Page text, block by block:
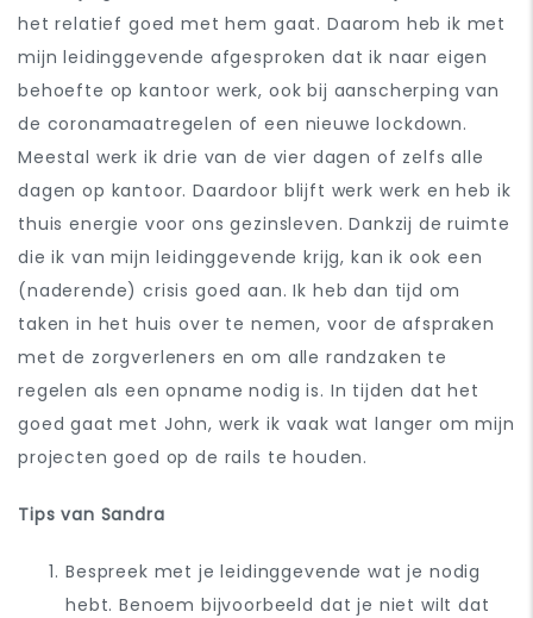
het relatief goed met hem gaat. Daarom heb ik met
mijn leidinggevende afgesproken dat ik naar eigen
behoefte op kantoor werk, ook bij aanscherping van
de coronamaatregelen of een nieuwe lockdown.
Meestal werk ik drie van de vier dagen of zelfs alle
dagen op kantoor. Daardoor blijft werk werk en heb ik
thuis energie voor ons gezinsleven. Dankzij de ruimte
die ik van mijn leidinggevende krijg, kan ik ook een
(naderende) crisis goed aan. Ik heb dan tijd om
taken in het huis over te nemen, voor de afspraken
met de zorgverleners en om alle randzaken te
regelen als een opname nodig is. In tijden dat het
goed gaat met John, werk ik vaak wat langer om mijn
projecten goed op de rails te houden.
Tips van Sandra
Bespreek met je leidinggevende wat je nodig
hebt. Benoem bijvoorbeeld dat je niet wilt dat